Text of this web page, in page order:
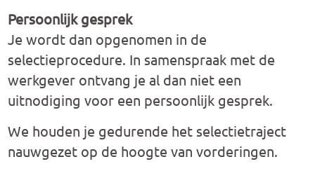
Persoonlijk gesprek
Je wordt dan opgenomen in de
selectieprocedure. In samenspraak met de
werkgever ontvang je al dan niet een
uitnodiging voor een persoonlijk gesprek.
We houden je gedurende het selectietraject
nauwgezet op de hoogte van vorderingen.